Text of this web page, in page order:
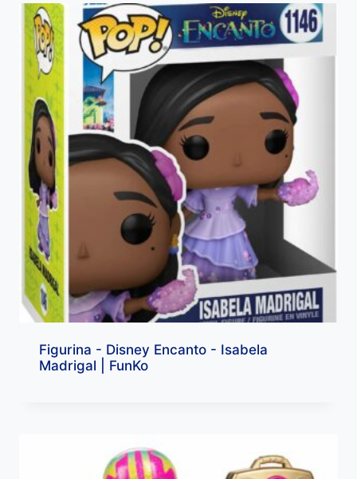
Figurina - Disney Encanto - Isabela
Madrigal | FunKo